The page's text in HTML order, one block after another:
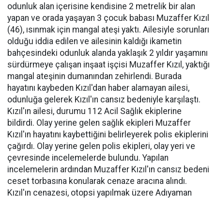
odunluk alan içerisine kendisine 2 metrelik bir alan
yapan ve orada yaşayan 3 çocuk babası Muzaffer Kızıl
(46), ısınmak için mangal ateşi yaktı. Ailesiyle sorunları
olduğu iddia edilen ve ailesinin kaldığı ikametin
bahçesindeki odunluk alanda yaklaşık 2 yıldır yaşamını
sürdürmeye çalışan inşaat işçisi Muzaffer Kızıl, yaktığı
mangal ateşinin dumanından zehirlendi. Burada
hayatını kaybeden Kızıl'dan haber alamayan ailesi,
odunluğa gelerek Kızıl'ın cansız bedeniyle karşılaştı.
Kızıl'ın ailesi, durumu 112 Acil Sağlık ekiplerine
bildirdi. Olay yerine gelen sağlık ekipleri Muzaffer
Kızıl'ın hayatını kaybettiğini belirleyerek polis ekiplerini
çağırdı. Olay yerine gelen polis ekipleri, olay yeri ve
çevresinde incelemelerde bulundu. Yapılan
incelemelerin ardından Muzaffer Kızıl'ın cansız bedeni
ceset torbasına konularak cenaze aracına alındı.
Kızıl'ın cenazesi, otopsi yapılmak üzere Adıyaman